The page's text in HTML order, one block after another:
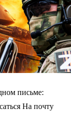
письме:
На почту